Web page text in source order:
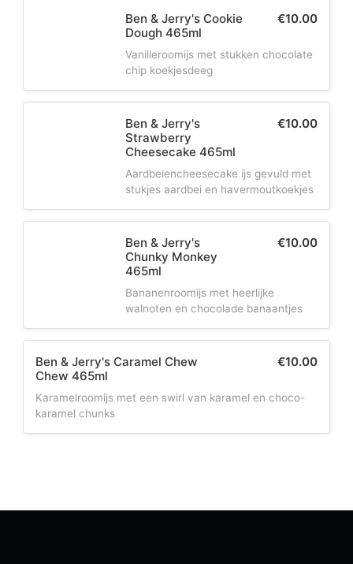
Ben & Jerry's Cookie
Dough 465ml
€10.00
Vanilleroomijs met stukken chocolate
chip koekjesdeeg
Ben & Jerry's
Strawberry
Cheesecake 465ml
€10.00
Aardbeiencheesecake ijs gevuld met
stukjes aardbei en havermoutkoekjes
Ben & Jerry's
Chunky Monkey
465ml
€10.00
Bananenroomijs met heerlijke
walnoten en chocolade banaantjes
Ben & Jerry's Caramel Chew
Chew 465ml
€10.00
Karamelroomijs met een swirl van karamel en choco-
karamel chunks